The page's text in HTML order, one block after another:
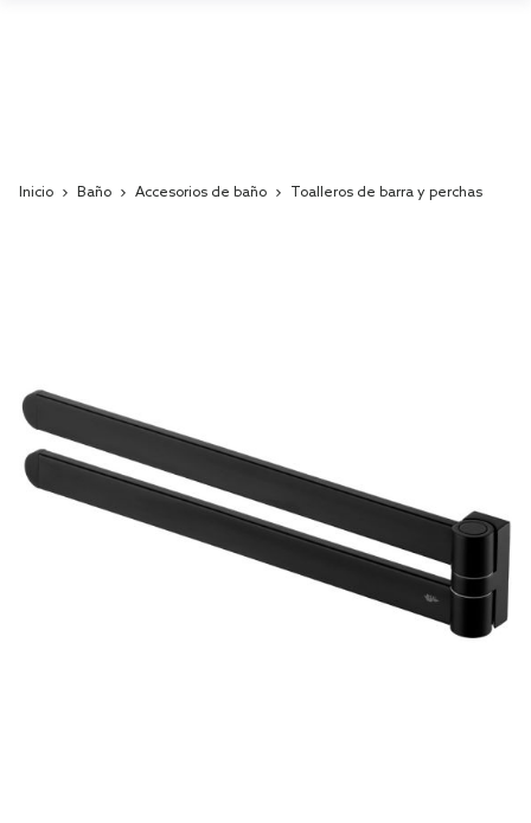
Inicio Baño Accesorios de baño Toalleros de barra y perchas
of
the
images
gallery